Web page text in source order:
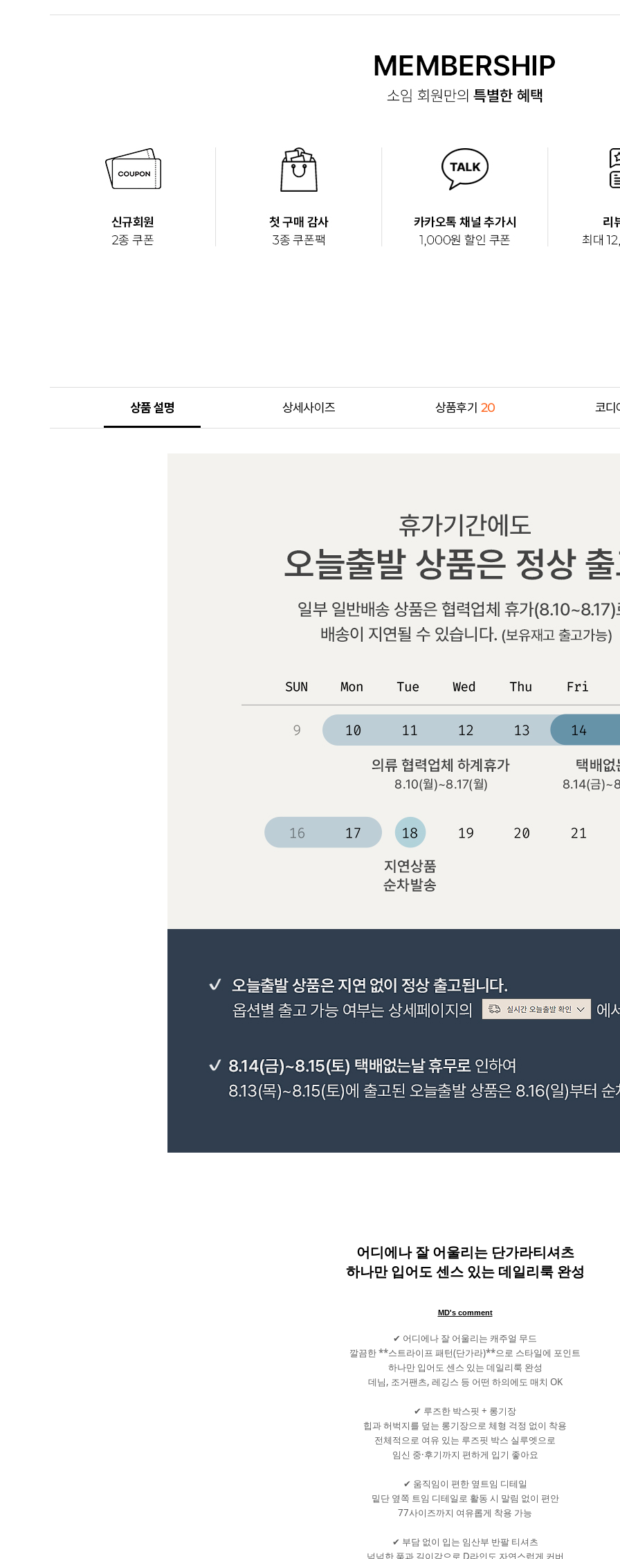
상품 설명 상세사이즈 상품후기 20 코디
어디에나 잘 어울리는 단가라티셔츠
하나만 입어도 센스 있는 데일리룩 완성
MD's comment
✔ 어디에나 잘 어울리는 캐주얼 무드
깔끔한 **스트라이프 패턴(단가라)**으로 스타일에 포인트
하나만 입어도 센스 있는 데일리룩 완성
데님, 조거팬츠, 레깅스 등 어떤 하의에도 매치 OK
✔ 루즈한 박스핏 + 롱기장
힙과 허벅지를 덮는 롱기장으로 체형 걱정 없이 착용
전체적으로 여유 있는 루즈핏 박스 실루엣으로
임신 중·후기까지 편하게 입기 좋아요
✔ 움직임이 편한 옆트임 디테일
밑단 옆쪽 트임 디테일로 활동 시 말림 없이 편안
77사이즈까지 여유롭게 착용 가능
✔ 부담 없이 입는 임산부 반팔 티셔츠
넉넉한 품과 길이감으로 D라인도 자연스럽게 커버